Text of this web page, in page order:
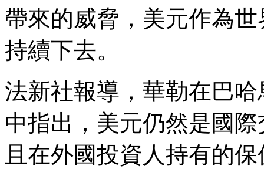
帶來的威脅，美元作為
持續下去。
法新社報導，華勒在巴哈
中指出，美元仍然是國
且在外國投資人持有的